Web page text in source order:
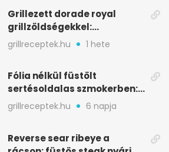
Grillezett dorade royal
grillzöldségekkel:
mediterrán ízek a rostélyról
grillreceptek.hu 1 hete
Fólia nélkül füstölt
sertésoldalas szmokerben:
ropogós bark, 6 óra
grillreceptek.hu 6 napja
Reverse sear ribeye a